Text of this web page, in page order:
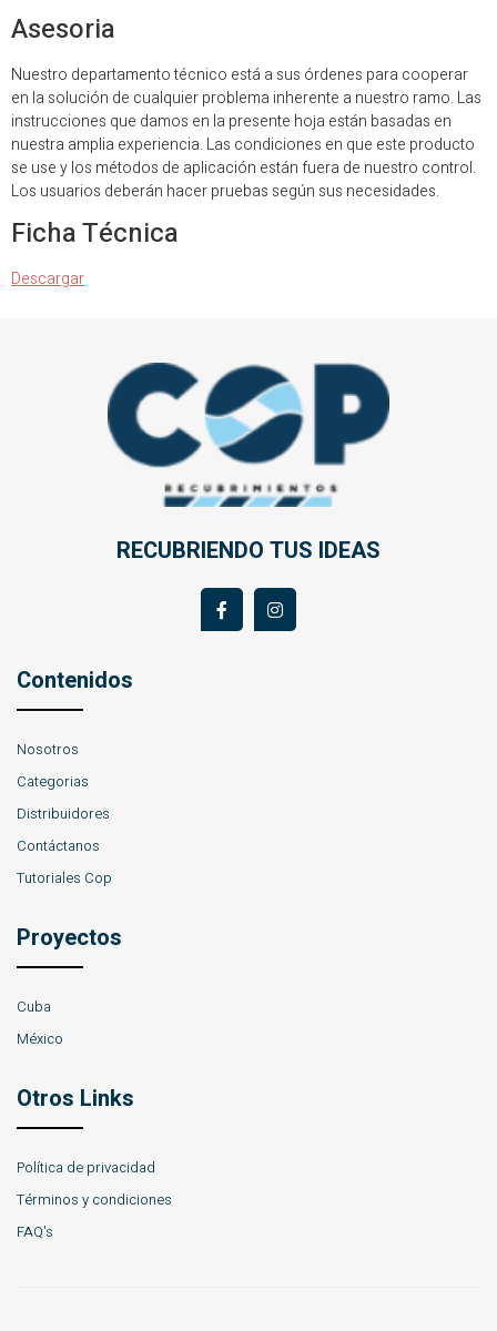
Asesoria
Nuestro departamento técnico está a sus órdenes para cooperar
en la solución de cualquier problema inherente a nuestro ramo. Las
instrucciones que damos en la presente hoja están basadas en
nuestra amplia experiencia. Las condiciones en que este producto
se use y los métodos de aplicación están fuera de nuestro control.
Los usuarios deberán hacer pruebas según sus necesidades.
Ficha Técnica
Descargar
RECUBRIENDO TUS IDEAS
Contenidos
Nosotros
Categorias
Distribuidores
Contáctanos
Tutoriales Cop
Proyectos
Cuba
México
Otros Links
Política de privacidad
Términos y condiciones
FAQ's